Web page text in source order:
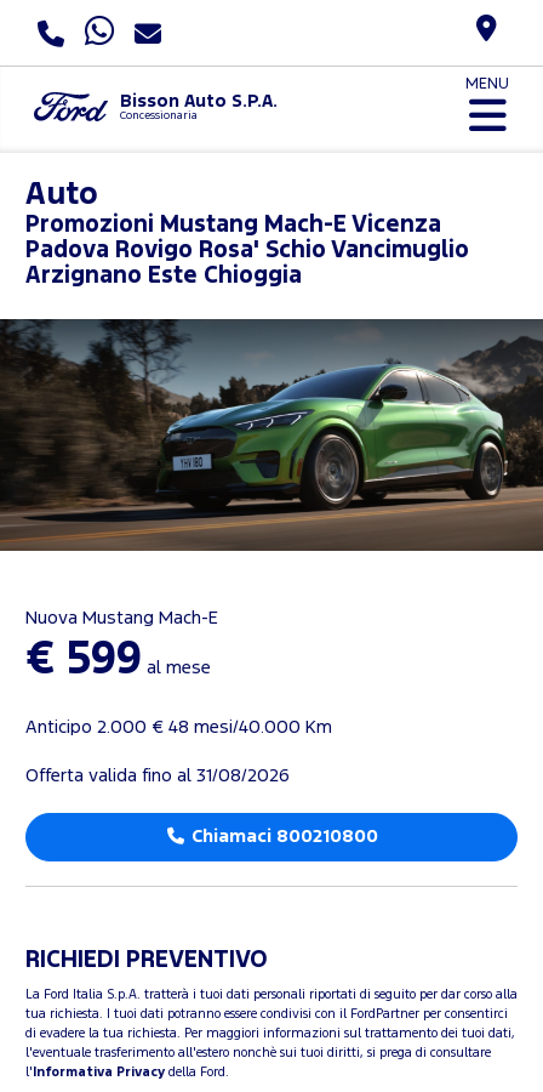
Bisson Auto S.P.A.
Concessionaria
MENU
Auto
Promozioni Mustang Mach-E Vicenza
Padova Rovigo Rosa' Schio Vancimuglio
Arzignano Este Chioggia
Nuova Mustang Mach-E
€ 599 al mese
Anticipo 2.000 € 48 mesi/40.000 Km
Offerta valida fino al 31/08/2026
Chiamaci 800210800
RICHIEDI PREVENTIVO
La Ford Italia S.p.A. tratterà i tuoi dati personali riportati di seguito per dar corso alla
tua richiesta. I tuoi dati potranno essere condivisi con il FordPartner per consentirci
di evadere la tua richiesta. Per maggiori informazioni sul trattamento dei tuoi dati,
l'eventuale trasferimento all'estero nonchè sui tuoi diritti, si prega di consultare
l' Informativa Privacy della Ford.